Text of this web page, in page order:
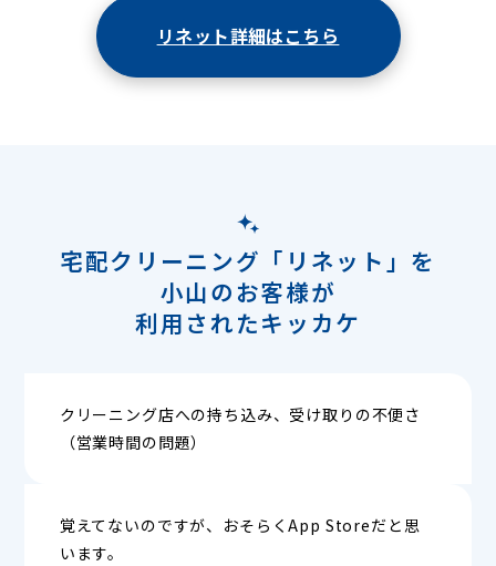
リネット詳細はこちら
宅配クリーニング「リネット」を
小山のお客様が
利用されたキッカケ
クリーニング店への持ち込み、受け取りの不便さ
（営業時間の問題）
覚えてないのですが、おそらくApp Storeだと思
います。